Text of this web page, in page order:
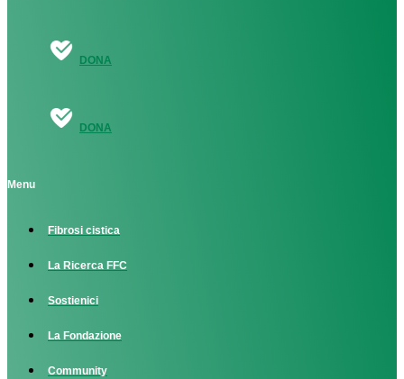
DONA
DONA
Menu
Fibrosi cistica
La Ricerca FFC
Sostienici
La Fondazione
Community